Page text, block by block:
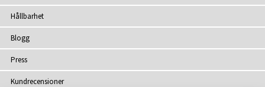
Hållbarhet
Blogg
Press
Kundrecensioner